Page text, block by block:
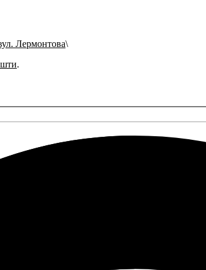
Лермонтова
.